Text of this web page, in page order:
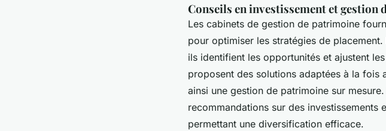
Conseils en investissement et gestion
Les cabinets de gestion de patrimoine
pour optimiser les stratégies de
ils identifient les opportunités et ajustent
proposent des solutions adaptées à la fois
ainsi une gestion de patrimoine sur mesure.
recommandations sur des
permettant une diversification efficace.